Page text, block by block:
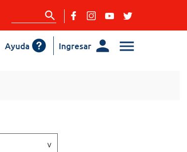
Ingresar
Ayuda